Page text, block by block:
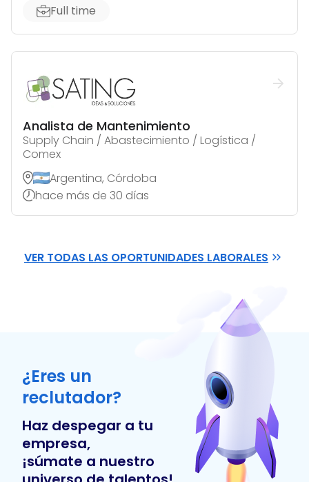
Full time
Analista de Mantenimiento
Supply Chain / Abastecimiento / Logística /
Comex
Argentina, Córdoba
hace más de 30 días
VER TODAS LAS OPORTUNIDADES LABORALES
¿Eres un
reclutador?
Haz despegar a tu
empresa,
¡súmate a nuestro